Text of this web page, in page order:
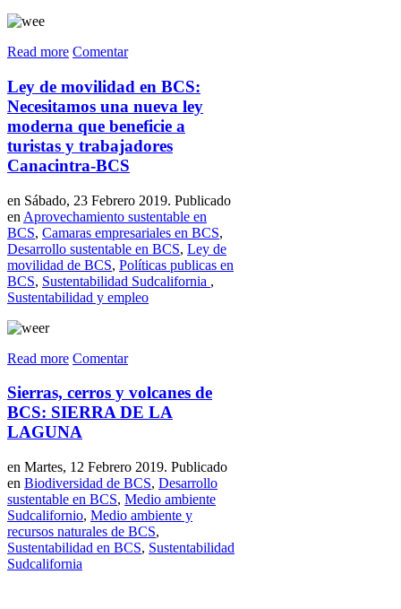
Read more Comentar
Ley de movilidad en BCS:
Necesitamos una nueva ley
moderna que beneficie a
turistas y trabajadores
Canacintra-BCS
en Sábado, 23 Febrero 2019. Publicado
en Aprovechamiento sustentable en
BCS, Camaras empresariales en BCS,
Desarrollo sustentable en BCS, Ley de
movilidad de BCS, Políticas publicas en
BCS, Sustentabilidad Sudcalifornia ,
Sustentabilidad y empleo
Read more Comentar
Sierras, cerros y volcanes de
BCS: SIERRA DE LA
LAGUNA
en Martes, 12 Febrero 2019. Publicado
en Biodiversidad de BCS, Desarrollo
sustentable en BCS, Medio ambiente
Sudcalifornio, Medio ambiente y
recursos naturales de BCS,
Sustentabilidad en BCS, Sustentabilidad
Sudcalifornia